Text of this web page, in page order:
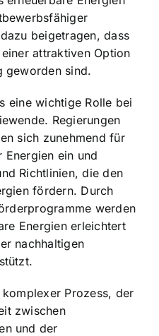
beigetragen, dass
attraktiven Option
geworden sind.
eine wichtige Rolle bei
Regierungen
sich zunehmend für
Energien ein und
Richtlinien, die den
fördern. Durch
werden
Energien erleichtert
nachhaltigen
Prozess, der
zwischen
und der